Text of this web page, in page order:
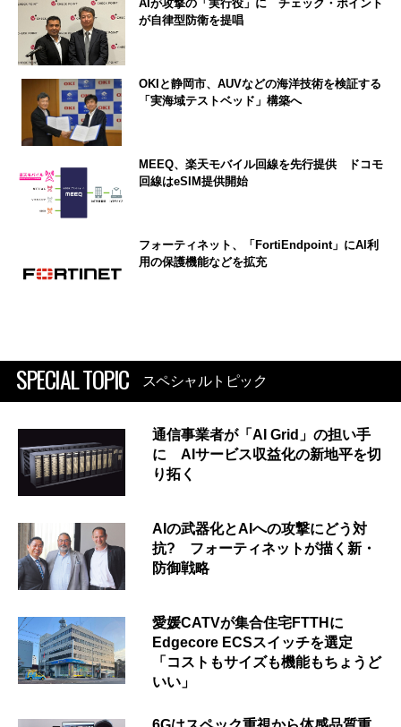
AIが攻撃の「実行役」に チェック・ポイント
が自律型防衛を提唱
OKIと静岡市、AUVなどの海洋技術を検証する
「実海域テストベッド」構築へ
MEEQ、楽天モバイル回線を先行提供 ドコモ
回線はeSIM提供開始
フォーティネット、「FortiEndpoint」にAI利
用の保護機能などを拡充
SPECIAL TOPIC スペシャルトピック
通信事業者が「AI Grid」の担い手
に AIサービス収益化の新地平を切
り拓く
AIの武器化とAIへの攻撃にどう対
抗? フォーティネットが描く新・
防御戦略
愛媛CATVが集合住宅FTTHに
Edgecore ECSスイッチを選定
「コストもサイズも機能もちょうど
いい」